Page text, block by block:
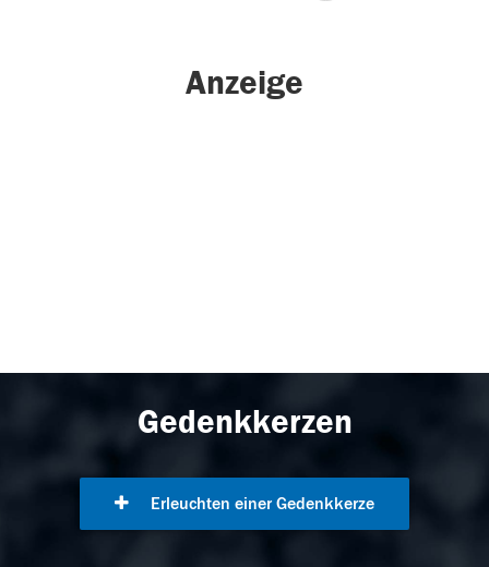
Anzeige
Gedenkkerzen
Erleuchten einer Gedenkkerze